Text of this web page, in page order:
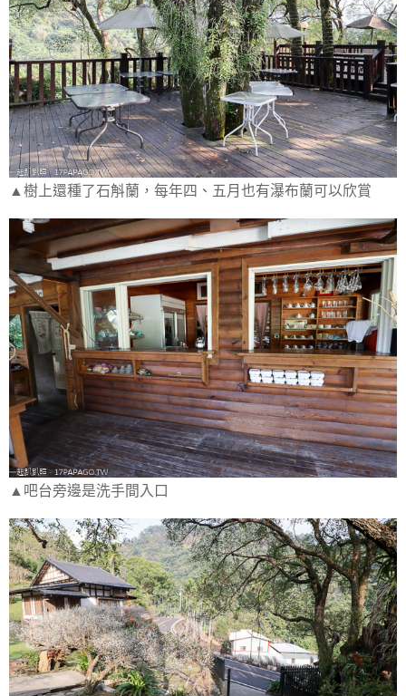
▲樹上還種了石斛蘭，每年四、五月也有瀑布蘭可以欣賞
▲吧台旁邊是洗手間入口